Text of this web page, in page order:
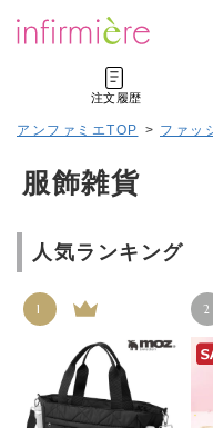
注文履歴
アンファミエTOP > ファッ
服飾雑貨
人気ランキング
1 2